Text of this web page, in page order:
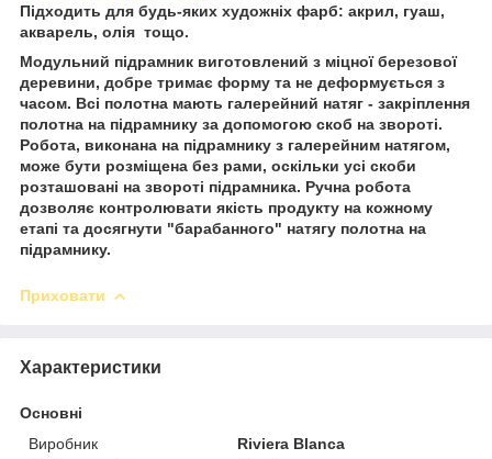
Підходить для будь-яких художніх фарб: акрил, гуаш,
акварель, олія тощо.
Модульний підрамник виготовлений з міцної березової
деревини, добре тримає форму та не деформується з
часом. Всі полотна мають галерейний натяг - закріплення
полотна на підрамнику за допомогою скоб на звороті.
Робота, виконана на підрамнику з галерейним натягом,
може бути розміщена без рами, оскільки усі скоби
розташовані на звороті підрамника. Ручна робота
дозволяє контролювати якість продукту на кожному
етапі та досягнути "барабанного" натягу полотна на
підрамнику.
Приховати
Характеристики
Основні
Виробник
Riviera Blanca